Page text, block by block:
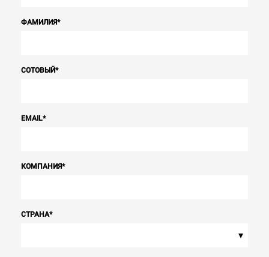
ФАМИЛИЯ*
СОТОВЫЙ*
EMAIL*
КОМПАНИЯ*
СТРАНА*
▾